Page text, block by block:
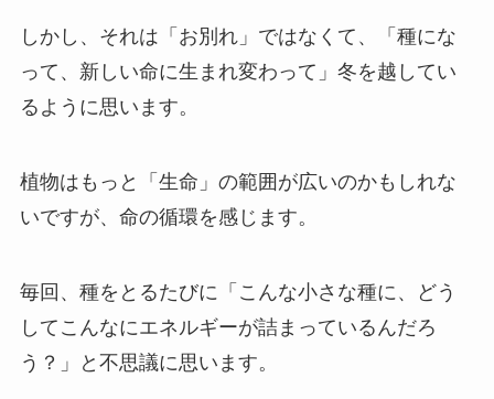
しかし、それは「お別れ」ではなくて、「種にな
って、新しい命に生まれ変わって」冬を越してい
るように思います。
植物はもっと「生命」の範囲が広いのかもしれな
いですが、命の循環を感じます。
毎回、種をとるたびに「こんな小さな種に、どう
してこんなにエネルギーが詰まっているんだろ
う？」と不思議に思います。